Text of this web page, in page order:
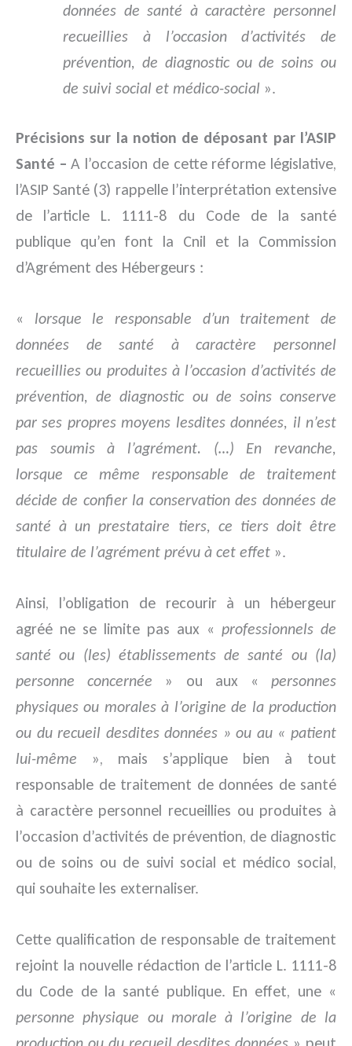
données de santé à caractère personnel
recueillies à l’occasion d’activités de
prévention, de diagnostic ou de soins ou
de suivi social et médico-social ».
Précisions sur la notion de déposant par l’ASIP
Santé – A l’occasion de cette réforme législative,
l’ASIP Santé (3) rappelle l’interprétation extensive
de l’article L. 1111-8 du Code de la santé
publique qu’en font la Cnil et la Commission
d’Agrément des Hébergeurs :
« lorsque le responsable d’un traitement de
données de santé à caractère personnel
recueillies ou produites à l’occasion d’activités de
prévention, de diagnostic ou de soins conserve
par ses propres moyens lesdites données, il n’est
pas soumis à l’agrément. (…) En revanche,
lorsque ce même responsable de traitement
décide de confier la conservation des données de
santé à un prestataire tiers, ce tiers doit être
titulaire de l’agrément prévu à cet effet ».
Ainsi, l’obligation de recourir à un hébergeur
agréé ne se limite pas aux « professionnels de
santé ou (les) établissements de santé ou (la)
personne concernée » ou aux «personnes
physiques ou morales à l’origine de la production
ou du recueil desdites données » ou au « patient
lui-même », mais s’applique bien à tout
responsable de traitement de données de santé
à caractère personnel recueillies ou produites à
l’occasion d’activités de prévention, de diagnostic
ou de soins ou de suivi social et médico social,
qui souhaite les externaliser.
Cette qualification de responsable de traitement
rejoint la nouvelle rédaction de l’article L. 1111-8
du Code de la santé publique. En effet, une «
personne physique ou morale à l’origine de la